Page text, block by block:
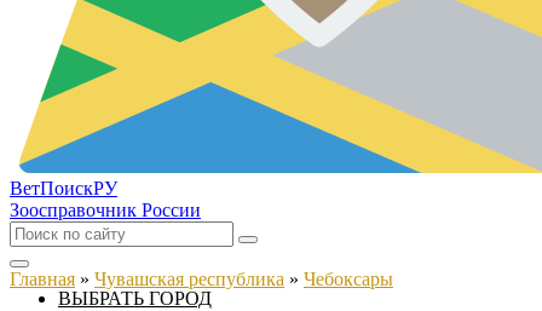
ВетПоискРУ
Зоосправочник России
ВЫБРАТЬ ГОРОД
Главная » Чувашская республика » Чебоксары